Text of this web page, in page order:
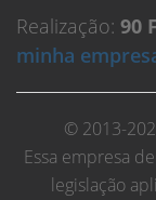
Realização: 90
minha
© 2013-
Essa empresa
legislação